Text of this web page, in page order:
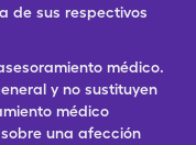
de sus respectivos
médico.
y no sustituyen
médico
una afección